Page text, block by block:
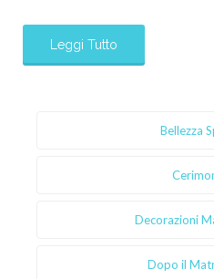
Leggi Tutto
Bellezza
Decorazioni
Dopo il